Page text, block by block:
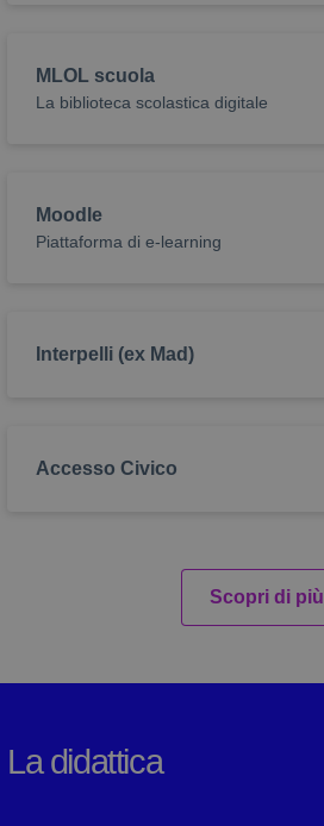
MLOL scuola
La biblioteca scolastica digitale
Moodle
Piattaforma di e-learning
Interpelli (ex Mad)
Accesso Civico
Scopri di più
La didattica